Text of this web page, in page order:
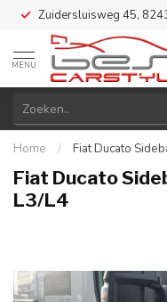
Zuidersluisweg 45, 8243
MENU
Home / Fiat Ducato
Fiat Ducato
L3/L4